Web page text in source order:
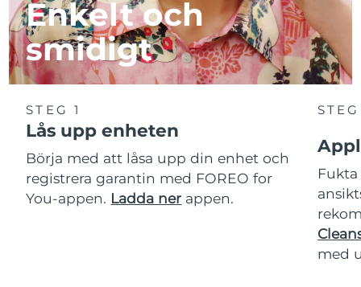
Enkelt och
smidigt
STEG 1
Lås upp enheten
Börja med att låsa upp din enhet och
registrera garantin med FOREO for
You-appen. Ladda ner appen.
med